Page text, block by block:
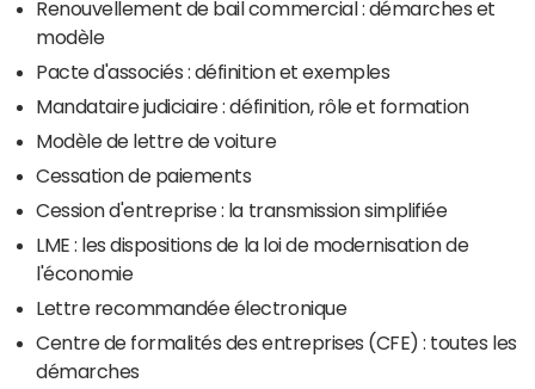
Renouvellement de bail commercial : démarches et
modèle
Pacte d'associés : définition et exemples
Mandataire judiciaire : définition, rôle et formation
Modèle de lettre de voiture
Cessation de paiements
Cession d'entreprise : la transmission simplifiée
LME : les dispositions de la loi de modernisation de
l'économie
Lettre recommandée électronique
Centre de formalités des entreprises (CFE) : toutes les
démarches